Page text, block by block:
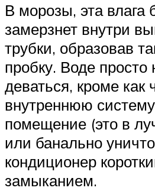
В морозы, эта влага
замерзнет внутри
трубки, образовав
пробку. Воде просто
деваться, кроме как
внутреннюю
помещение (это в
или банально
кондиционер
замыканием.